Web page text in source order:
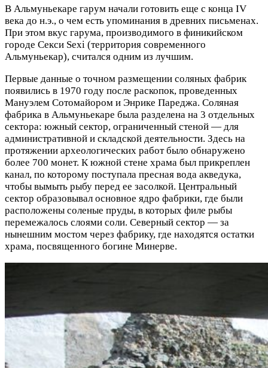
В Альмуньекаре гарум начали готовить еще с конца IV
века до н.э., о чем есть упоминания в древних письменах.
При этом вкус гарума, производимого в финикийском
городе Секси Sexi (территория современного
Альмуньекар), считался одним из лучшим.
Первые данные о точном размещении соляных фабрик
появились в 1970 году после раскопок, проведенных
Мануэлем Сотомайором и Энрике Пареджа. Соляная
фабрика в Альмуньекаре была разделена на 3 отдельных
сектора: южный сектор, ограниченный стеной — для
административной и складской деятельности. Здесь на
протяжении археологических работ было обнаружено
более 700 монет. К южной стене храма был прикреплен
канал, по которому поступала пресная вода акведука,
чтобы вымыть рыбу перед ее засолкой. Центральный
сектор образовывал основное ядро ​​фабрики, где были
расположены соленые пруды, в которых филе рыбы
перемежалось слоями соли. Северный сектор — за
нынешним мостом через фабрику, где находятся остатки
храма, посвященного богине Минерве.